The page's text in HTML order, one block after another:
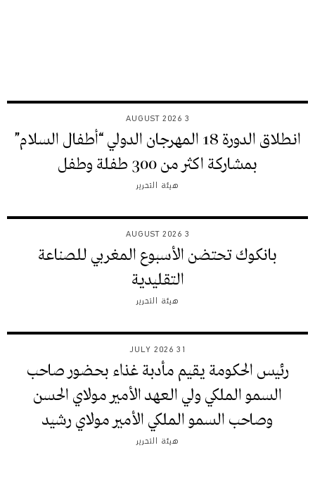
3 AUGUST 2026
انطلاق الدورة 18 المهرجان الدولي “أطفال السلام”
بمشاركة اكثر من 300 طفلة وطفل
هيئة التحرير
3 AUGUST 2026
بانكوك تحتضن الأسبوع المغربي للصناعة
التقليدية
هيئة التحرير
31 JULY 2026
رئيس الحكومة يقيم مأدبة غذاء بحضور صاحب
السمو الملكي ولي العهد الأمير مولاي الحسن
وصاحب السمو الملكي الأمير مولاي رشيد
هيئة التحرير